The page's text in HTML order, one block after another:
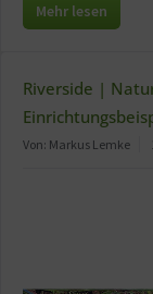
Mehr lesen
Riverside |
Von: Markus Lemke